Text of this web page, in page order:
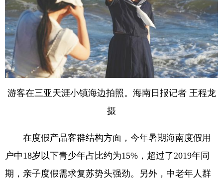
游客在三亚天涯小镇海边拍照。海南日报记者 王程龙
摄
在度假产品客群结构方面，今年暑期海南度假用
户中18岁以下青少年占比约为15%，超过了2019年同
期，亲子度假需求复苏势头强劲。另外，中老年人群